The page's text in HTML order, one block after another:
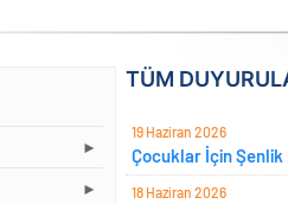
TÜM
19 Haziran 2026
Çocuklar İçin Şenlik
18 Haziran 2026